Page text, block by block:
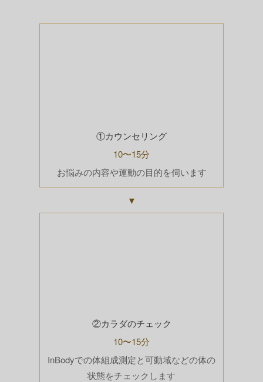
①カウンセリング
10〜15分
お悩みの内容や運動の目的を伺います
▼
②カラダのチェック
10〜15分
InBodyでの体組成測定と可動域などの体の
状態をチェックします